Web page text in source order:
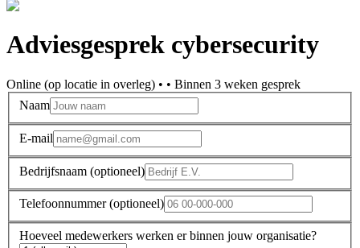
Adviesgesprek cybersecurity
Online (op locatie in overleg) • • Binnen 3 weken gesprek
Naam
E-mail
Bedrijfsnaam (optioneel)
Telefoonnummer (optioneel)
Hoeveel medewerkers werken er binnen jouw organisatie?